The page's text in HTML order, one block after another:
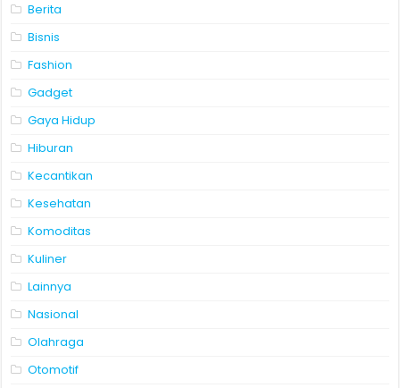
Berita
Bisnis
Fashion
Gadget
Gaya Hidup
Hiburan
Kecantikan
Kesehatan
Komoditas
Kuliner
Lainnya
Nasional
Olahraga
Otomotif